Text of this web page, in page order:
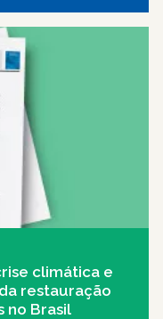
climática e
restauração
no Brasil